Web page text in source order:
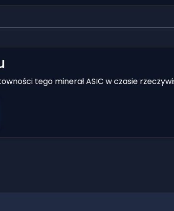
tego minerał ASIC w czasie